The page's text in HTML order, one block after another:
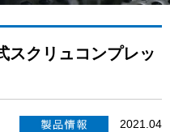
スクリュコンプレッ
2021.04